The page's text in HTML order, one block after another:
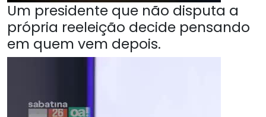
Um presidente que não disputa a
própria reeleição decide pensando
em quem vem depois.